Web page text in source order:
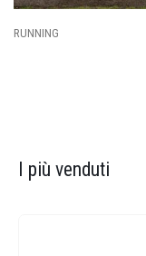
CALCIO
I più venduti